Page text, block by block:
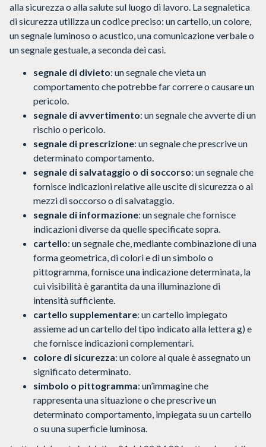
alla sicurezza o alla salute sul luogo di lavoro. La segnaletica
di sicurezza utilizza un codice preciso: un cartello, un colore,
un segnale luminoso o acustico, una comunicazione verbale o
un segnale gestuale, a seconda dei casi.
segnale di divieto: un segnale che vieta un
comportamento che potrebbe far correre o causare un
pericolo.
segnale di avvertimento: un segnale che avverte di un
rischio o pericolo.
segnale di prescrizione: un segnale che prescrive un
determinato comportamento.
segnale di salvataggio o di soccorso: un segnale che
fornisce indicazioni relative alle uscite di sicurezza o ai
mezzi di soccorso o di salvataggio.
segnale di informazione: un segnale che fornisce
indicazioni diverse da quelle specificate sopra.
cartello: un segnale che, mediante combinazione di una
forma geometrica, di colori e di un simbolo o
pittogramma, fornisce una indicazione determinata, la
cui visibilità è garantita da una illuminazione di
intensità sufficiente.
cartello supplementare: un cartello impiegato
assieme ad un cartello del tipo indicato alla lettera g) e
che fornisce indicazioni complementari.
colore di sicurezza: un colore al quale è assegnato un
significato determinato.
simbolo o pittogramma: un’immagine che
rappresenta una situazione o che prescrive un
determinato comportamento, impiegata su un cartello
o su una superficie luminosa.